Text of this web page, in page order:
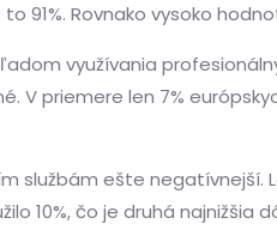
91%. Rovnako vysoko
využívania
V priemere len 7%
službám ešte negatívnejší.
10%, čo je druhá najnižšia